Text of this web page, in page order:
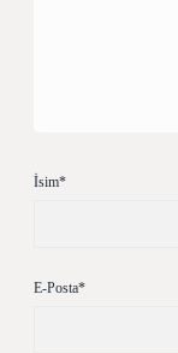
İsim*
E-Posta*